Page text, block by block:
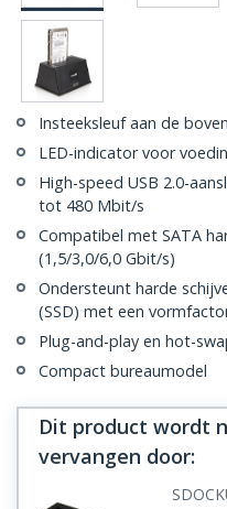
Insteeksleuf aan de
LED-indicator voor
High-speed USB 2.0-
tot 480 Mbit/s
Compatibel met SATA
(1,5/3,0/6,0 Gbit/s)
Ondersteunt harde
(SSD) met een
Plug-and-play en hot-
Compact bureaumodel
Dit product wordt
vervangen door: